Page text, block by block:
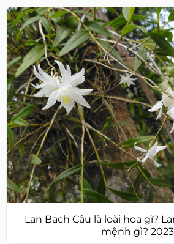
Lan Bạch Câu là loài hoa gì?
mệnh gì? 2023